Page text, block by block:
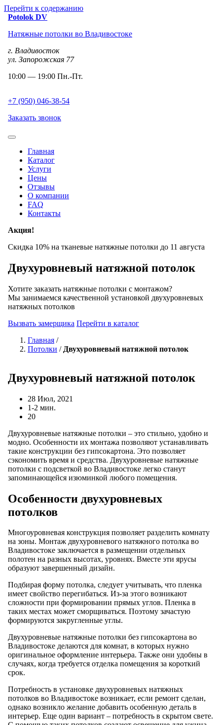
Перейти к содержанию
Potolok DV
Натяжные потолки во Владивостоке
г. Владивосток
ул. Запорожская 77
10:00 — 19:00 Пн.-Пт.
+7 (950) 046-38-54
Заказать звонок
Главная
Каталог
Услуги
Цены
Отзывы
О компании
FAQ
Контакты
Акция!
Скидка 10% на тканевые натяжные потолки до 11 августа
Двухуровневый натяжной потолок
Хотите заказать натяжные потолки с монтажом?
Мы занимаемся качественной установкой двухуровневых
натяжных потолков
Вызвать замерщика Перейти в каталог
Главная /
Потолки / Двухуровневый натяжной потолок
Двухуровневый натяжной потолок
28 Июл, 2021
1-2 мин.
20
Двухуровневые натяжные потолки – это стильно, удобно и
модно. Особенности их монтажа позволяют устанавливать
такие конструкции без гипсокартона. Это позволяет
сэкономить время и средства. Двухуровневые натяжные
потолки с подсветкой во Владивостоке легко станут
запоминающейся изюминкой любого помещения.
Особенности двухуровневых
потолков
Многоуровневая конструкция позволяет разделить комнату
на зоны. Монтаж двухуровневого натяжного потолка во
Владивостоке заключается в размещении отдельных
полотен на разных высотах, уровнях. Вместе эти ярусы
образуют завершенный дизайн.
Подбирая форму потолка, следует учитывать, что пленка
имеет свойство перегибаться. Из-за этого возникают
сложности при формировании прямых углов. Пленка в
таких местах может сморщиваться. Поэтому зачастую
формируются закругленные углы.
Двухуровневые натяжные потолки без гипсокартона во
Владивостоке делаются для комнат, в которых нужно
оригинальное оформление интерьера. Также они удобны в
случаях, когда требуется отделка помещения за короткий
срок.
Потребность в установке двухуровневых натяжных
потолков во Владивостоке возникает, если ремонт сделан,
однако возникло желание добавить особенную деталь в
интерьер. Еще один вариант – потребность в скрытом свете.